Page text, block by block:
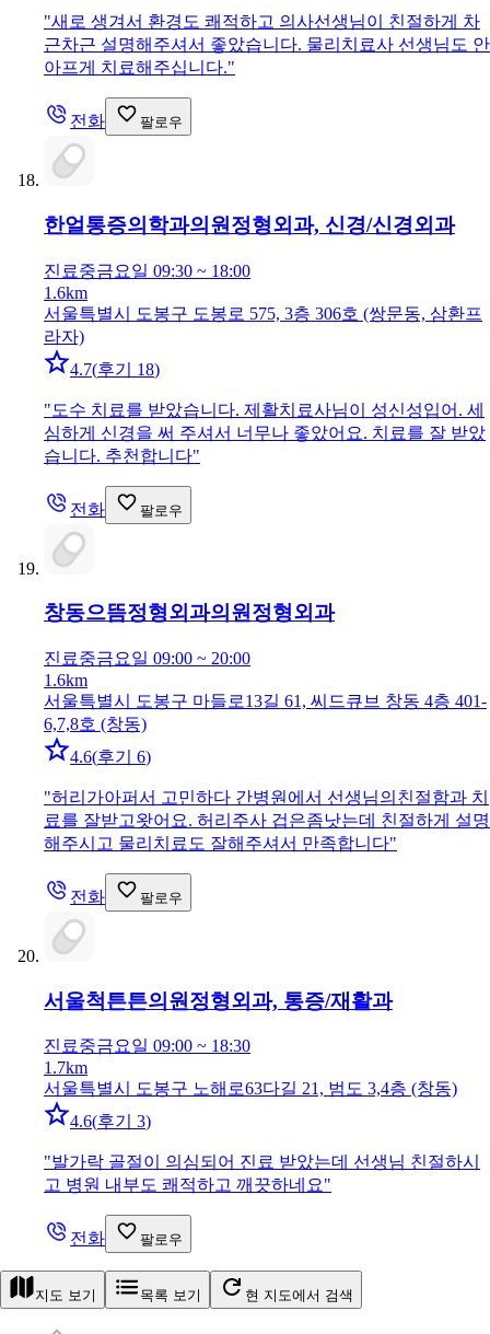
"새로 생겨서 환경도 쾌적하고 의사선생님이 친절하게 차
근차근 설명해주셔서 좋았습니다. 물리치료사 선생님도 안
아프게 치료해주십니다."
전화 팔로우
한얼통증의학과의원 정형외과, 신경/신경외과
진료중금요일 09:30 ~ 18:00
1.6km
서울특별시 도봉구 도봉로 575, 3층 306호 (쌍문동, 삼환프
라자)
4.7(후기 18)
"도수 치료를 받았습니다. 제활치료사님이 성신성입어. 세
심하게 신경을 써 주셔서 너무나 좋았어요. 치료를 잘 받았
습니다. 추천합니다"
전화 팔로우
창동으뜸정형외과의원정형외과
진료중금요일 09:00 ~ 20:00
1.6km
서울특별시 도봉구 마들로13길 61, 씨드큐브 창동 4층 401-
6,7,8호 (창동)
4.6(후기 6)
"허리가아퍼서 고민하다 간병원에서 선생님의친절함과 치
료를 잘받고왓어요. 허리주사 겁은좀낫는데 친절하게 설명
해주시고 물리치료도 잘해주셔서 만족합니다"
전화 팔로우
서울척튼튼의원 정형외과, 통증/재활과
진료중금요일 09:00 ~ 18:30
1.7km
서울특별시 도봉구 노해로63다길 21, 범도 3,4층 (창동)
4.6(후기 3)
"발가락 골절이 의심되어 진료 받았는데 선생님 친절하시
고 병원 내부도 쾌적하고 깨끗하네요"
전화 팔로우
지도 보기 목록 보기 현 지도에서 검색